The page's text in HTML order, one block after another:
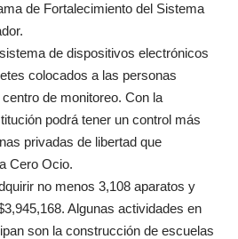
de Fortalecimiento del Sistema
de dispositivos electrónicos
colocados a las personas
de monitoreo. Con la
podrá tener un control más
privadas de libertad que
Cero Ocio.
no menos 3,108 aparatos y
Algunas actividades en
son la construcción de escuelas